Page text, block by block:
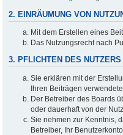
2. EINRÄUMUNG VON
Mit dem Erstellen eines
Das Nutzungsrecht nach
3. PFLICHTEN DES NUTZERS
Sie erklären mit der
Ihren Beiträgen
Der Betreiber des Boards
oder dauerhaft von der
Sie nehmen zur Kenntnis,
Betreiber, Ihr